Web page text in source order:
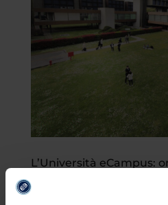
L’Università eCampus:
da